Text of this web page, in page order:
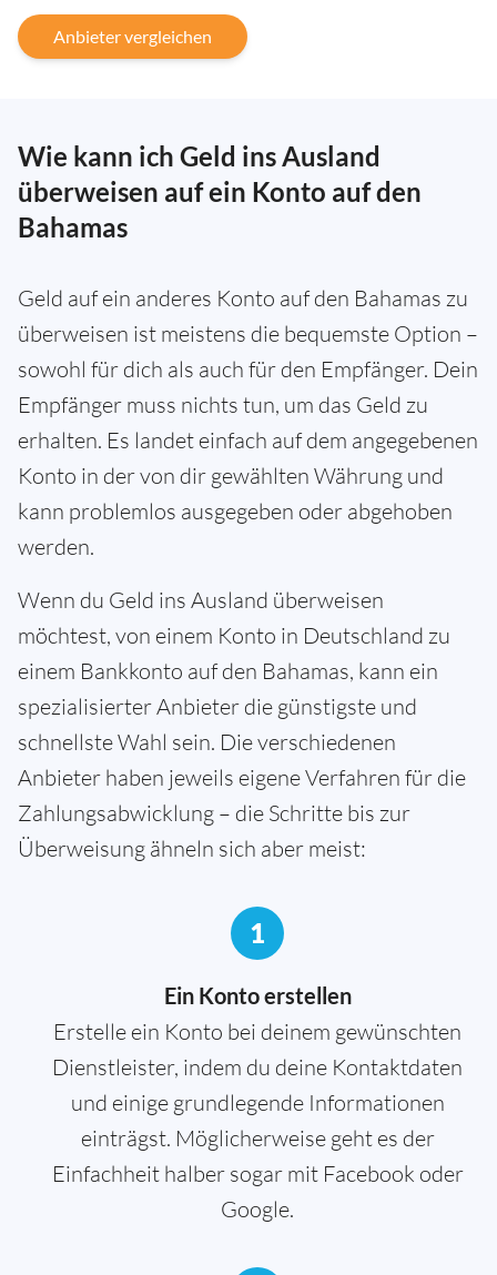
Anbieter vergleichen
Wie kann ich Geld ins Ausland
überweisen auf ein Konto auf den
Bahamas
Geld auf ein anderes Konto auf den Bahamas zu
überweisen ist meistens die bequemste Option –
sowohl für dich als auch für den Empfänger. Dein
Empfänger muss nichts tun, um das Geld zu
erhalten. Es landet einfach auf dem angegebenen
Konto in der von dir gewählten Währung und
kann problemlos ausgegeben oder abgehoben
werden.
Wenn du Geld ins Ausland überweisen
möchtest, von einem Konto in Deutschland zu
einem Bankkonto auf den Bahamas, kann ein
spezialisierter Anbieter die günstigste und
schnellste Wahl sein. Die verschiedenen
Anbieter haben jeweils eigene Verfahren für die
Zahlungsabwicklung – die Schritte bis zur
Überweisung ähneln sich aber meist:
1
Ein Konto erstellen
Erstelle ein Konto bei deinem gewünschten
Dienstleister, indem du deine Kontaktdaten
und einige grundlegende Informationen
einträgst. Möglicherweise geht es der
Einfachheit halber sogar mit Facebook oder
Google.